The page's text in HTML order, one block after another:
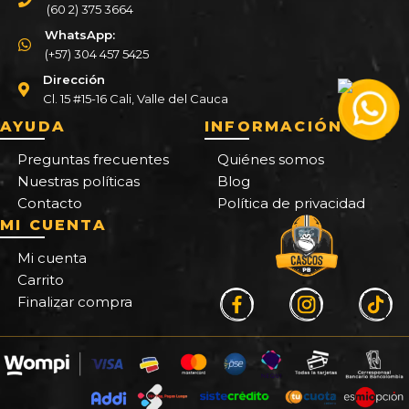
(60 2) 375 3664
WhatsApp:
(+57) 304 457 5425
Dirección
Cl. 15 #15-16 Cali, Valle del Cauca
AYUDA
Preguntas frecuentes
Nuestras políticas
Contacto
INFORMACIÓN
Quiénes somos
Blog
Política de privacidad
MI CUENTA
Mi cuenta
Carrito
Finalizar compra